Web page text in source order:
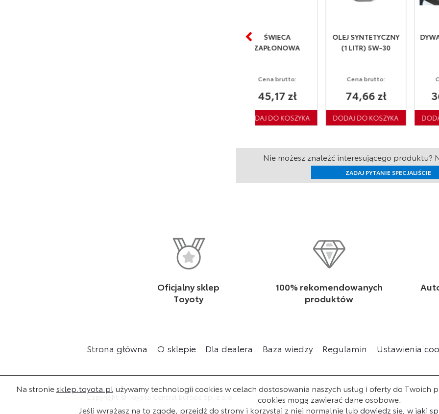
OLEJ SYNTETYCZNY
(1 LITR) 5W-30
Cena brutto:
74,66 zł
DYWANIKI GUMOWE
Cena brutto:
367,28 zł
Nie możesz znaleźć interesującego produktu?
ZADAJ PYTANIE SPECJALIŚCIE
Oficjalny sklep
Toyoty
100% rekomendowanych
produktów
Strona główna O sklepie Dla dealera Baza wiedzy Regulamin Ustawienia
Na stroniesklep.toyota.pl używamy technologii cookies w celach dostosowania naszych usług i oferty do
cookies mogą zawierać dane osobowe.
Jeśli wyrażasz na to zgodę, przejdź do strony i korzystaj z niej normalnie lub dowiedz się, w jaki